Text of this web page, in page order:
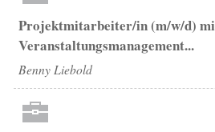
Projektmitarbeiter/in (m/w/d)
Veranstaltungsmanagement...
Benny Liebold